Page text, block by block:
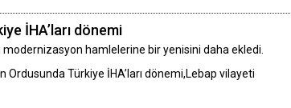
İHA’ları dönemi
modernizasyon hamlelerine bir yenisini daha ekledi.
Türkiye İHA’ları dönemi,Lebap vilayeti